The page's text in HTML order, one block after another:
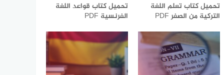
تحميل كتاب تعلم اللغة
التركية من الصفر PDF
تحميل كتاب قواعد اللغة
الفرنسية PDF